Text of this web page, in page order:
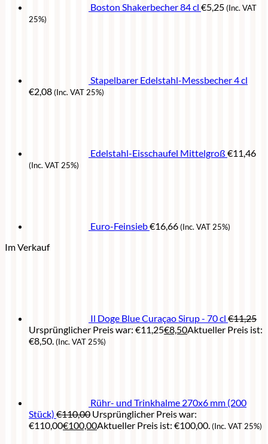
Boston Shakerbecher 84 cl €5,25(Inc. VAT
25%)
Stapelbarer Edelstahl-Messbecher 4 cl
€2,08(Inc. VAT 25%)
Edelstahl-Eisschaufel Mittelgroß €11,46
(Inc. VAT 25%)
Euro-Feinsieb€16,66(Inc. VAT 25%)
Im Verkauf
Il Doge Blue Curaçao Sirup - 70 cl €11,25
Ursprünglicher Preis war: €11,25€8,50Aktueller Preis ist:
€8,50.(Inc. VAT 25%)
Rühr- und Trinkhalme 270x6 mm (200
Stück) €110,00 Ursprünglicher Preis war:
€110,00€100,00Aktueller Preis ist: €100,00.(Inc. VAT 25%)